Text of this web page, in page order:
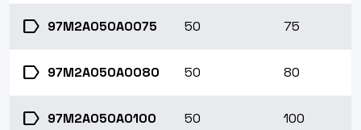
label 97M2A050A0075 50 75
label 97M2A050A0080 50 80
label 97M2A050A0100 50 100